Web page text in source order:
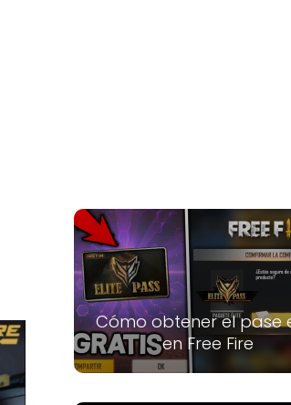
Cómo obtener el pase
en Free Fire